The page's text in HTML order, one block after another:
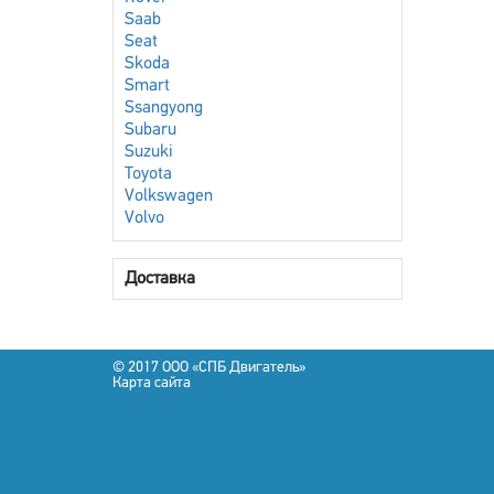
Saab
Seat
Skoda
Smart
Ssangyong
Subaru
Suzuki
Toyota
Volkswagen
Volvo
Доставка
© 2017 OOO «СПБ Двигатель»
Карта сайта